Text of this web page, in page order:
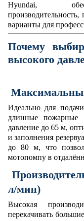
Hyundai,
варианты для
Почему
высокого
Идеально для
длинные пожарные
давление до 65 м,
и заполнения
до 80 м, что
мотопомпу в
л/мин)
Высокая
перекачивать